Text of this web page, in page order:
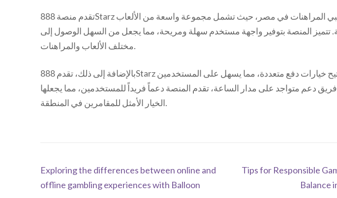
تقدم منصة 888Starz تجربة فريدة لمحبي المراهنات في مصر، حيث تشمل مجموعة واسعة من الألعاب
تتميز المنصة بتوفير واجهة مستخدم سهلة ومريحة، مما يجعل من السهل الوصول إلى
مختلف الألعاب والمراهنات.
بالإضافة إلى ذلك، تقدم 888Starz مكافآت ترحيبية جذابة وتتيح خيارات دفع متعددة، مما يسهل على المستخدمين
فريق دعم متواجد على مدار الساعة، تقدم المنصة دعماً فريداً للمستخدمين، مما يجعلها
الخيار الأمثل للمقامرين في المنطقة.
Navegación
de
Exploring the differences between online and
offline gambling experiences with Balloon
Tips for Responsible
Balance